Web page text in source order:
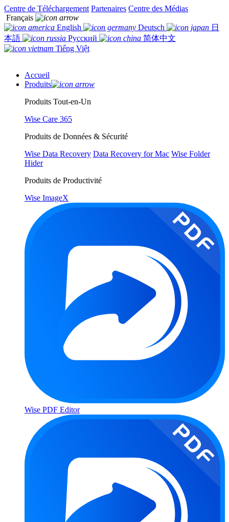
Centre de Téléchargement Partenaires Centre des Médias
Français
English
Deutsch
日
本語
Русский
简体中文
Tiếng Việt
Accueil
Produits
Produits Tout-en-Un
Wise Care 365
Produits de Données & Sécurité
Wise Data Recovery Data Recovery for Mac Wise Folder
Hider
Produits de Productivité
Wise ImageX
Wise PDF Editor